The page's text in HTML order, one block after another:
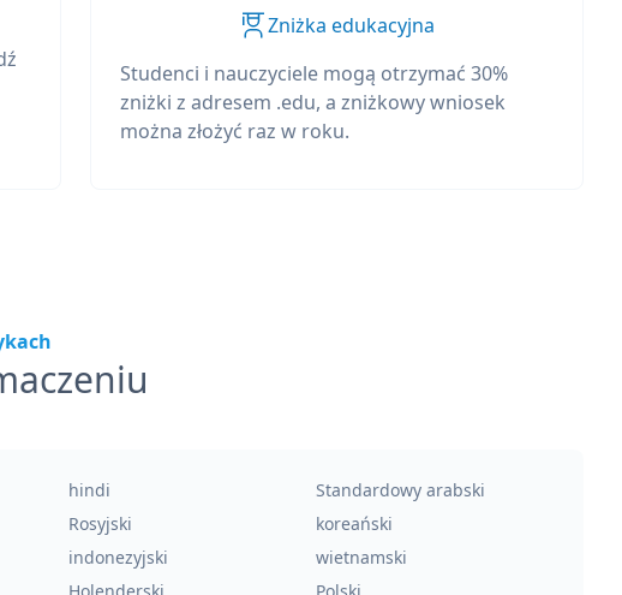
Zniżka edukacyjna
Studenci i nauczyciele mogą otrzymać 30%
zniżki z adresem .edu, a zniżkowy wniosek
można złożyć raz w roku.
hindi
Standardowy arabski
Rosyjski
koreański
indonezyjski
wietnamski